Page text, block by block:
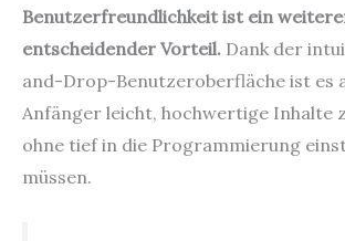
Benutzerfreundlichkeit ist ein
entscheidender Vorteil. Dank der
and-Drop-Benutzeroberfläche ist es
Anfänger leicht, hochwertige Inhalte
ohne tief in die Programmierung
müssen.